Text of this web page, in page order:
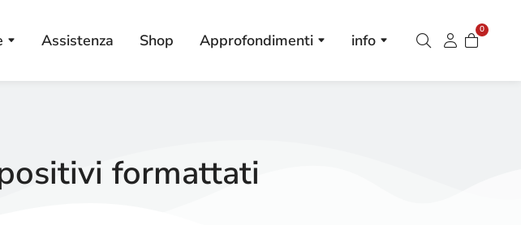
Assistenza Shop Approfondimenti info
0
formattati